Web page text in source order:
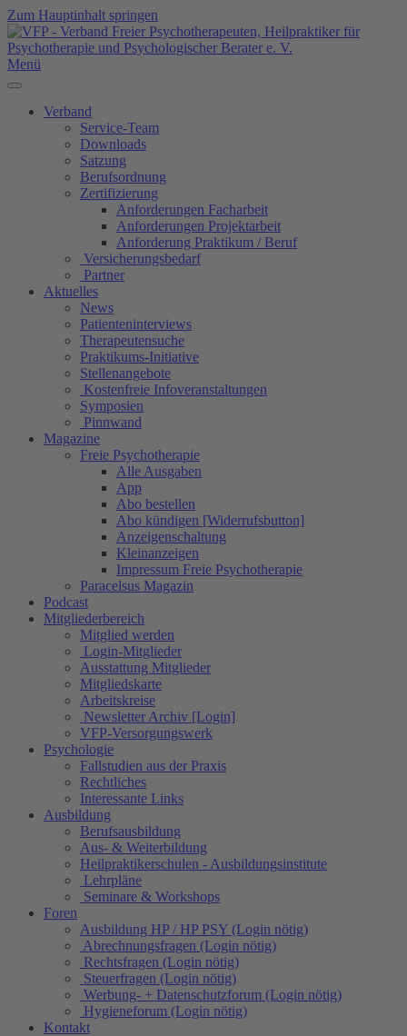
Zum Hauptinhalt springen
Menü
Verband
Service-Team
Downloads
Satzung
Berufsordnung
Zertifizierung
Anforderungen Facharbeit
Anforderungen Projektarbeit
Anforderung Praktikum / Beruf
Versicherungsbedarf
Partner
Aktuelles
News
Patienteninterviews
Therapeutensuche
Praktikums-Initiative
Stellenangebote
Kostenfreie Infoveranstaltungen
Symposien
Pinnwand
Magazine
Freie Psychotherapie
Alle Ausgaben
App
Abo bestellen
Abo kündigen [Widerrufsbutton]
Anzeigenschaltung
Kleinanzeigen
Impressum Freie Psychotherapie
Paracelsus Magazin
Podcast
Mitgliederbereich
Mitglied werden
Login-Mitglieder
Ausstattung Mitglieder
Mitgliedskarte
Arbeitskreise
Newsletter Archiv [Login]
VFP-Versorgungswerk
Psychologie
Fallstudien aus der Praxis
Rechtliches
Interessante Links
Ausbildung
Berufsausbildung
Aus- & Weiterbildung
Heilpraktikerschulen - Ausbildungsinstitute
Lehrpläne
Seminare & Workshops
Foren
Ausbildung HP / HP PSY (Login nötig)
Abrechnungsfragen (Login nötig)
Rechtsfragen (Login nötig)
Steuerfragen (Login nötig)
Werbung- + Datenschutzforum (Login nötig)
Hygieneforum (Login nötig)
Kontakt